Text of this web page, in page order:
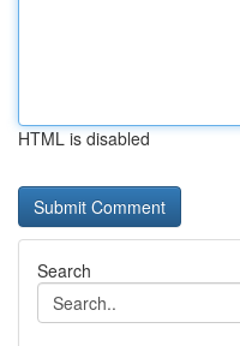
HTML is disabled
Search